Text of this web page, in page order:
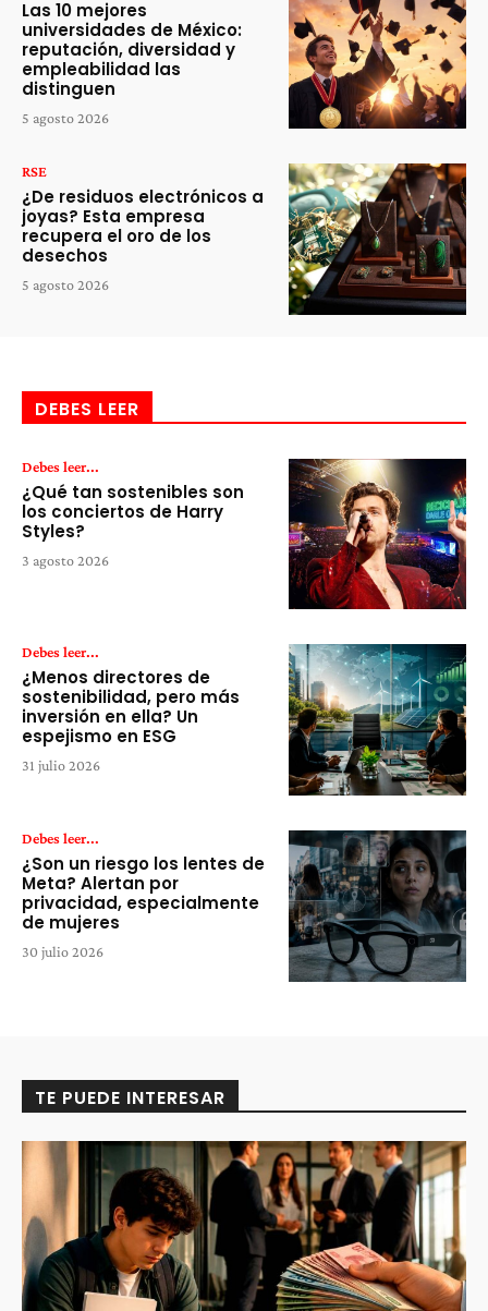
Las 10 mejores
universidades de México:
reputación, diversidad y
empleabilidad las
distinguen
5 agosto 2026
RSE
¿De residuos electrónicos a
joyas? Esta empresa
recupera el oro de los
desechos
5 agosto 2026
DEBES LEER
Debes leer...
¿Qué tan sostenibles son
los conciertos de Harry
Styles?
3 agosto 2026
Debes leer...
¿Menos directores de
sostenibilidad, pero más
inversión en ella? Un
espejismo en ESG
31 julio 2026
Debes leer...
¿Son un riesgo los lentes de
Meta? Alertan por
privacidad, especialmente
de mujeres
30 julio 2026
TE PUEDE INTERESAR